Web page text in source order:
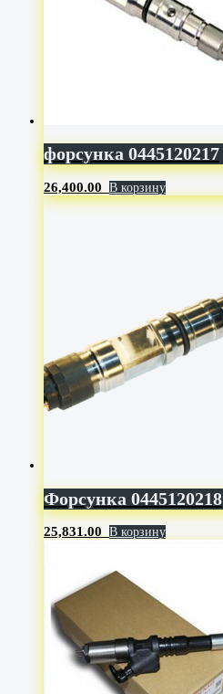
форсунка 0445120217
26,400.00 В корзину
Форсунка 0445120218
25,831.00 В корзину